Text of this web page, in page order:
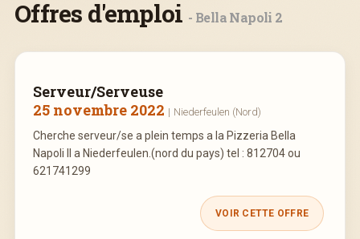
Offres d'emploi - Bella Napoli 2
Serveur/Serveuse
25 novembre 2022 | Niederfeulen (Nord)
Cherche serveur/se a plein temps a la Pizzeria Bella
Napoli II a Niederfeulen.(nord du pays) tel : 812704 ou
621741299
VOIR CETTE OFFRE